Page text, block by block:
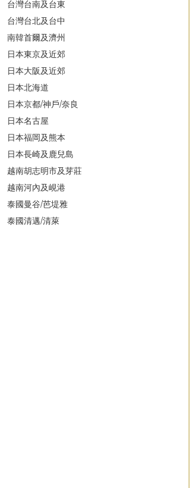
台灣台南及台東
台灣台北及台中
南韓首爾及濟州
日本東京及近郊
日本大阪及近郊
日本北海道
日本京都/神戶/奈良
日本名古屋
日本福岡及熊本
日本長崎及鹿兒島
越南胡志明市及芽莊
越南河內及峴港
泰國曼谷/芭堤雅
泰國清邁/清萊